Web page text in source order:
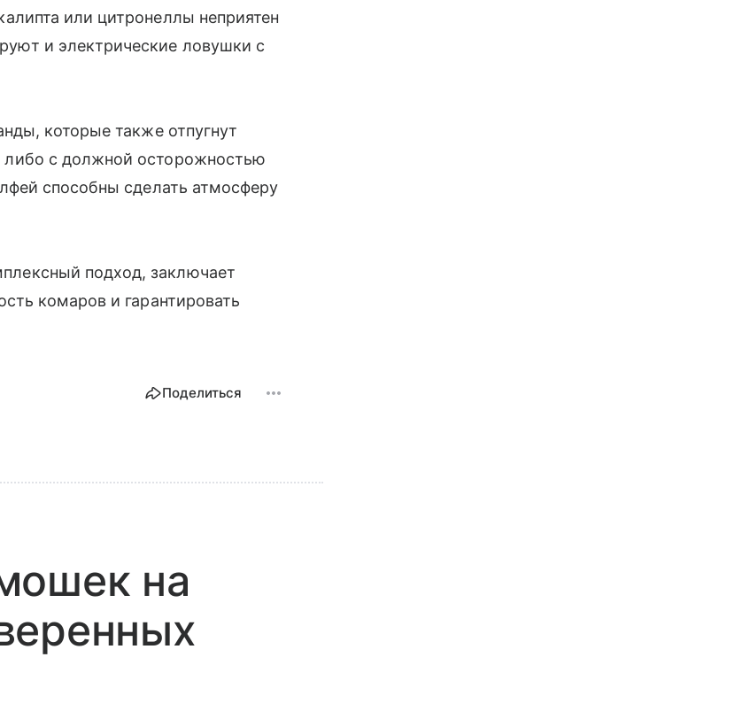
или цитронеллы неприятен
и электрические ловушки с
которые также отпугнут
с должной осторожностью
способны сделать атмосферу
подход, заключает
комаров и гарантировать
Поделиться
на